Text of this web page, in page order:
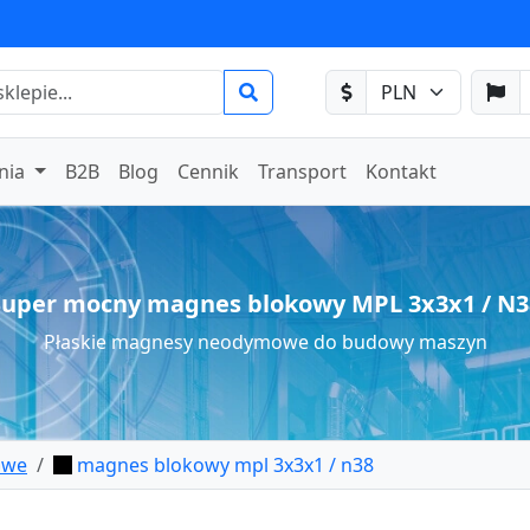
B2B Blog Cennik Transport Kontakt
mocny magnes blokowy MPL 3x3x1 /
Płaskie magnesy neodymowe do budowy maszyn
magnes blokowy mpl 3x3x1 / n38